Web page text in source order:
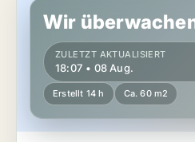
Wir
ZULETZT AKTUALISIERT
18:07 • 08 Aug.
Erstellt 14 h Ca. 60 m2